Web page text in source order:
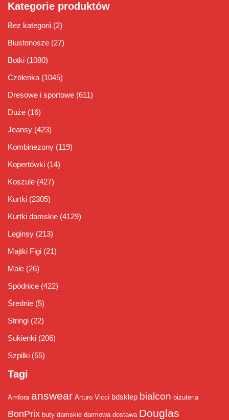
Kategorie produktów
Bez kategorii (2)
Biustonosze (27)
Botki (1080)
Czółenka (1045)
Dresowe i sportowe (611)
Duże (16)
Jeansy (423)
Kombinezony (119)
Kopertówki (14)
Koszule (427)
Kurtki (2305)
Kurtki damskie (4129)
Leginsy (213)
Majtki Figi (21)
Małe (26)
Spódnice (422)
Średnie (5)
Stringi (22)
Sukienki (206)
Szpilki (55)
Tagi
Amfora answear Arturo Vicci bdsklep bialcon biżuteria
BonPrix buty damskie darmowa dostawa Douglas